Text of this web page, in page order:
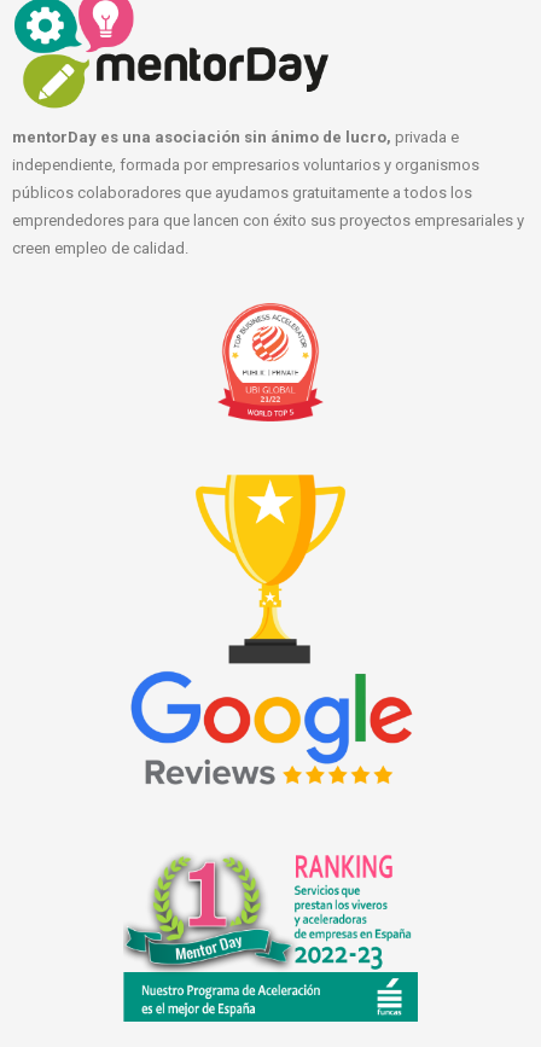
mentorDay es una asociación sin ánimo de lucro, privada e
independiente, formada por empresarios voluntarios y organismos
públicos colaboradores que ayudamos gratuitamente a todos los
emprendedores para que lancen con éxito sus proyectos empresariales y
creen empleo de calidad.